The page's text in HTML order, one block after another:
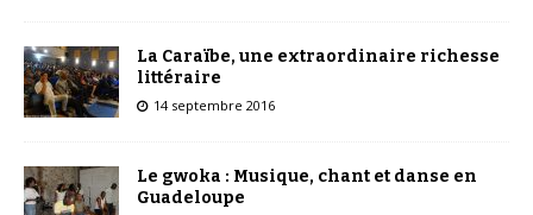
La Caraïbe, une extraordinaire richesse
littéraire
14 septembre 2016
Le gwoka : Musique, chant et danse en
Guadeloupe